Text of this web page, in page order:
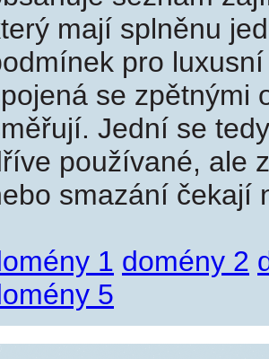
mají splněnu
pro
se zpětnými
Jední se
používané, ale
smazání čekají
1 domény 2
5